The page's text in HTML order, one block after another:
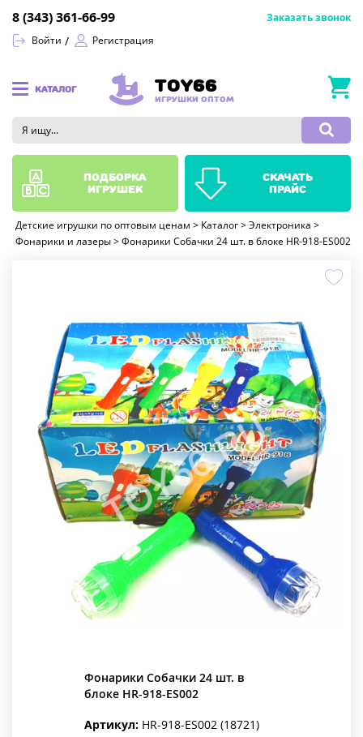
Войти Регистрация
8 (343) 361-66-99 Заказать звонок
КАТАЛОГ TOY66
ИГРУШКИ ОПТОМ
Детские игрушки по оптовым ценам > Каталог > Электроника >
Фонарики и лазеры > Фонарики Собачки 24 шт. в блоке HR-918-ES002
Фонарики Собачки 24 шт. в
блоке HR-918-ES002
Артикул: HR-918-ES002 (18721)
подборка
игрушек
скачать
прайс